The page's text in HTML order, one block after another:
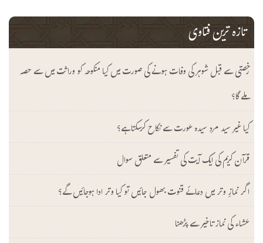
تازہ ترین فتاوی
رخصتی سے قبل شوہر کی وفات ہونے کی صورت میں کیا منکوحہ کو وراثت میں سے حصہ
ملے گا؟
کیا غیر سید مرد سیدہ عورت سے نکاح کرسکتا ہے؟
قرآن کریم کی ایک آیت کی تفسیر سے متعلق سوال
اگر نمازِ وتر میں دعائے قنوت بھول جائیں تو کیا وتر ادا ہوجائیں گے؟
عشاء کی نماز تاخیر سے پڑھنا